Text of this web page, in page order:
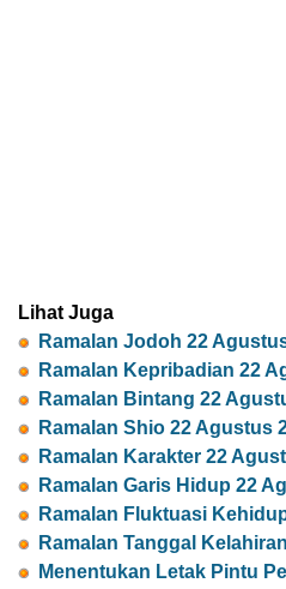
Lihat Juga
Ramalan Jodoh 22
Ramalan Kepribadian 22
Ramalan Bintang 22
Ramalan Shio 22 Agustus
Ramalan Karakter 22
Ramalan Garis Hidup 22
Ramalan Fluktuasi
Ramalan Tanggal
Menentukan Letak Pintu